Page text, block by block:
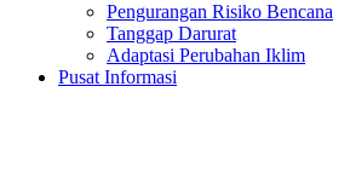
Pengurangan Risiko Bencana
Tanggap Darurat
Adaptasi Perubahan Iklim
Pusat Informasi